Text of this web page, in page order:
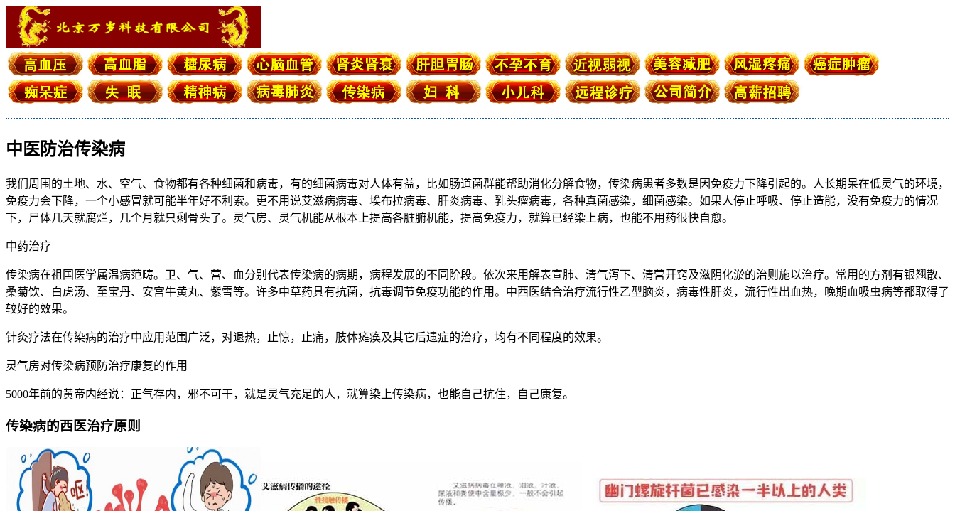
中医防治传染病
我们周围的土地、水、空气、食物都有各种细菌和病毒，有的细菌病毒对人体有益，比如肠道菌群能帮助消化分解食物，传染病患者多数是因免疫力下降引起的。人长期呆在低灵气的环境，
免疫力会下降，一个小感冒就可能半年好不利索。更不用说艾滋病病毒、埃布拉病毒、肝炎病毒、乳头瘤病毒，各种真菌感染，细菌感染。如果人停止呼吸、停止造能，没有免疫力的情况
下，尸体几天就腐烂，几个月就只剩骨头了。灵气房、灵气机能从根本上提高各脏腑机能，提高免疫力，就算已经染上病，也能不用药很快自愈。
中药治疗
传染病在祖国医学属温病范畴。卫、气、营、血分别代表传染病的病期，病程发展的不同阶段。依次来用解表宣肺、清气泻下、清营开窍及滋阴化淤的治则施以治疗。常用的方剂有银翘散、
桑菊饮、白虎汤、至宝丹、安宫牛黄丸、紫雪等。许多中草药具有抗菌，抗毒调节免疫功能的作用。中西医结合治疗流行性乙型脑炎，病毒性肝炎，流行性出血热，晚期血吸虫病等都取得了
较好的效果。
针灸疗法在传染病的治疗中应用范围广泛，对退热，止惊，止痛，肢体瘫痪及其它后遗症的治疗，均有不同程度的效果。
灵气房对传染病预防治疗康复的作用
5000年前的黄帝内经说：正气存内，邪不可干，就是灵气充足的人，就算染上传染病，也能自己抗住，自己康复。
传染病的西医治疗原则